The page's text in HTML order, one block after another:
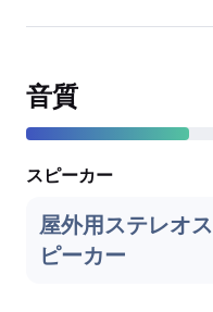
音質
スピーカー
屋外用ステレオス
ピーカー